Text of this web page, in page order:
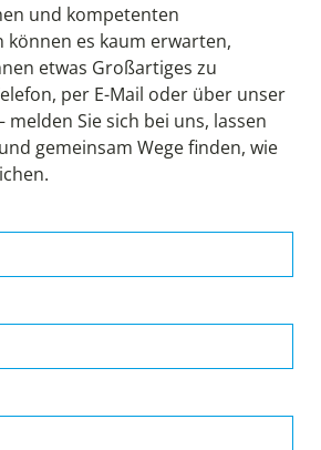
und kompetenten
es kaum erwarten,
etwas Großartiges zu
per E-Mail oder über unser
Sie sich bei uns, lassen
gemeinsam Wege finden, wie